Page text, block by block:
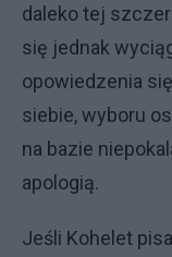
daleko tej
się jednak
opowiedzenia
siebie, wyboru
na bazie
apologią.
Jeśli Kohelet